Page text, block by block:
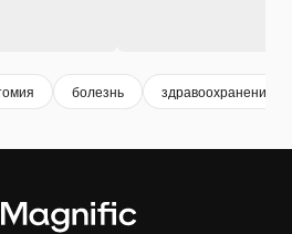
болезнь здравоохранение